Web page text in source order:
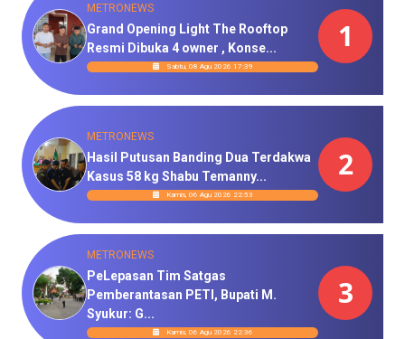
METRONEWS
Grand Opening Light The Rooftop
Resmi Dibuka 4 owner , Konse...
Sabtu, 08 Agu 2026 17:39
1
METRONEWS
Hasil Putusan Banding Dua Terdakwa
Kasus 58 kg Shabu Temanny...
Kamis, 06 Agu 2026 22:53
2
METRONEWS
PeLepasan Tim Satgas
Pemberantasan PETI, Bupati M.
Syukur: G...
Kamis, 06 Agu 2026 22:36
3